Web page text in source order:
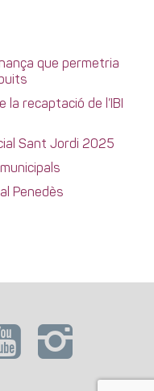
que permetria
la recaptació de l’IBI
Sant Jordi 2025
Penedès